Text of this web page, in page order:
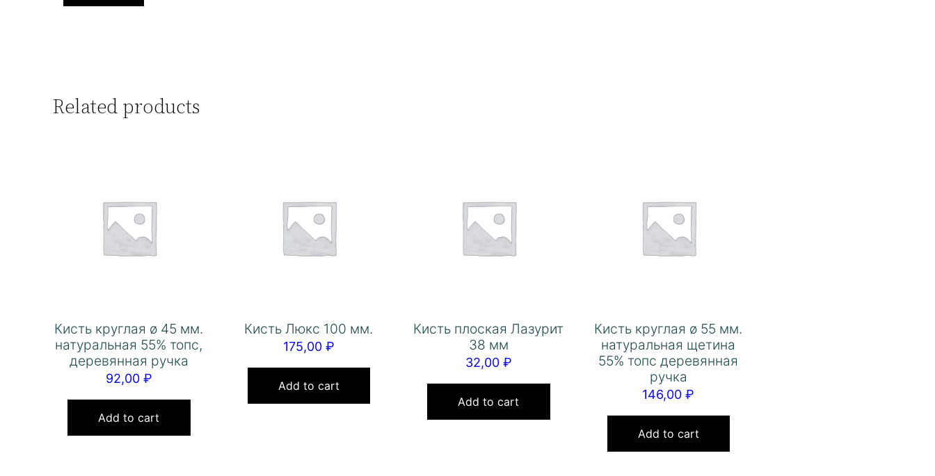
Related products
Кисть круглая ø 45 мм.
натуральная 55% топс,
деревянная ручка
92,00 ₽
Add to cart
Кисть Люкс 100 мм.
175,00 ₽
Add to cart
Кисть плоская Лазурит
38 мм
32,00 ₽
Add to cart
Кисть круглая ø 55 мм.
натуральная щетина
55% топс деревянная
ручка
146,00₽
Add to cart